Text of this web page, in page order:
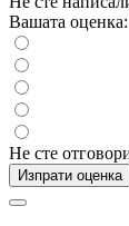
Вашата оценка:
Не сте
Изпрати оценка